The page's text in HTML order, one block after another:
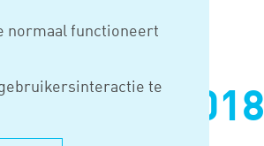
normaal functioneert
te
BIJ
PAS IN 2018